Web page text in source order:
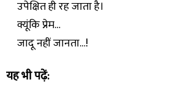
उपेक्षित ही रह जाता है।
क्यूंकि प्रेम…
जादू नहीं जानता…!
यह भी पढ़ें: